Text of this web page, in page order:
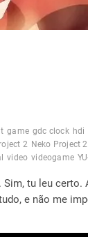
game gdc clock hdi
2 Neko Project
video videogame
tu leu
e não me